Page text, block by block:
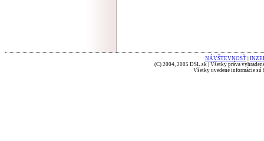
NÁVŠTEVNOSŤ
(C) 2004, 2005 DSL.sk | Všetky práva
Všetky uvedené informácie sú